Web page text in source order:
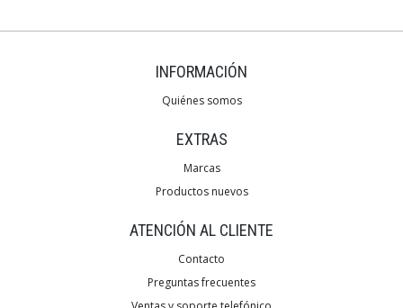
INFORMACIÓN
Quiénes somos
EXTRAS
Marcas
Productos nuevos
ATENCIÓN AL CLIENTE
Contacto
Preguntas frecuentes